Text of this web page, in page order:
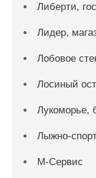
Либерти,
Лидер,
Лобовое
Лосиный
Лукоморье,
Лыжно-
М-Сервис